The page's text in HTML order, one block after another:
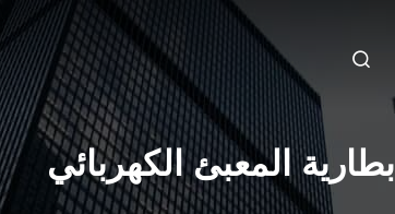
بطارية المعبئ الكهربائي